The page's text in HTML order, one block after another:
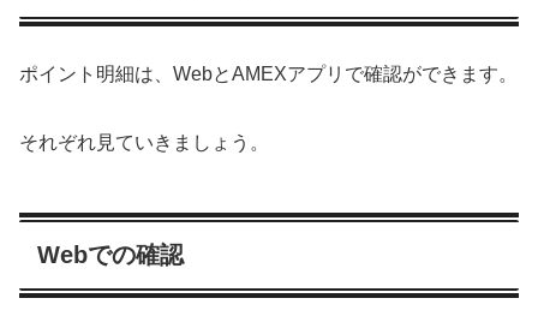
ポイント明細は、WebとAMEXアプリで確認ができます。
それぞれ見ていきましょう。
Webでの確認